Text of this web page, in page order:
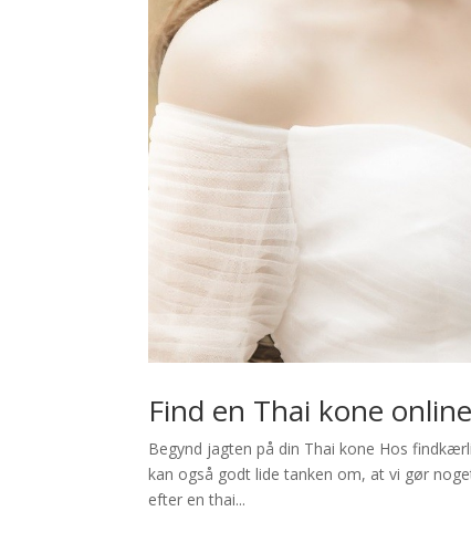
Find en Thai kone online
Begynd jagten på din Thai kone Hos
kan også godt lide tanken om, at vi gør
efter en thai...